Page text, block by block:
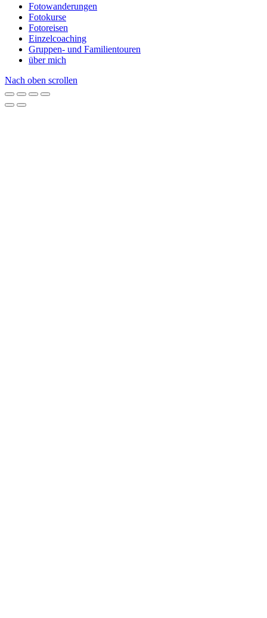
Fotowanderungen
Fotokurse
Fotoreisen
Einzelcoaching
Gruppen- und Familientouren
über mich
Nach oben scrollen